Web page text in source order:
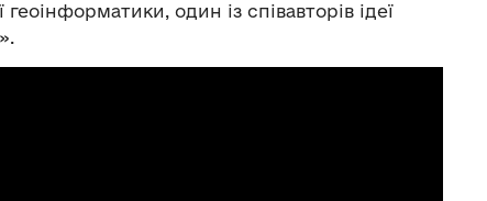
один із співавторів ідеї